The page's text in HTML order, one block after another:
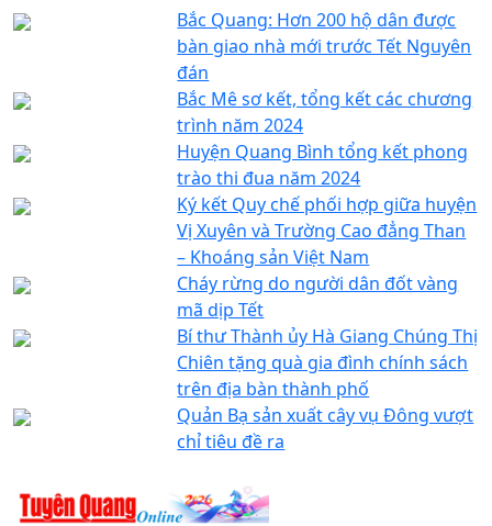
Bắc Quang: Hơn 200 hộ dân được
bàn giao nhà mới trước Tết Nguyên
đán
Bắc Mê sơ kết, tổng kết các chương
trình năm 2024
Huyện Quang Bình tổng kết phong
trào thi đua năm 2024
Ký kết Quy chế phối hợp giữa huyện
Vị Xuyên và Trường Cao đẳng Than
– Khoáng sản Việt Nam
Cháy rừng do người dân đốt vàng
mã dịp Tết
Bí thư Thành ủy Hà Giang Chúng Thị
Chiên tặng quà gia đình chính sách
trên địa bàn thành phố
Quản Bạ sản xuất cây vụ Đông vượt
chỉ tiêu đề ra